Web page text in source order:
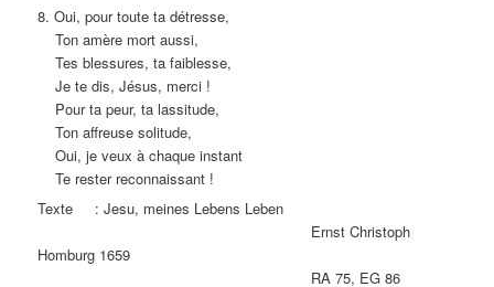
8. Oui, pour toute ta détresse,
Ton amère mort aussi,
Tes blessures, ta faiblesse,
Je te dis, Jésus, merci !
Pour ta peur, ta lassitude,
Ton affreuse solitude,
Oui, je veux à chaque instant
Te rester reconnaissant !
Texte : Jesu, meines Lebens Leben
Ernst Christoph
Homburg 1659
RA 75, EG 86